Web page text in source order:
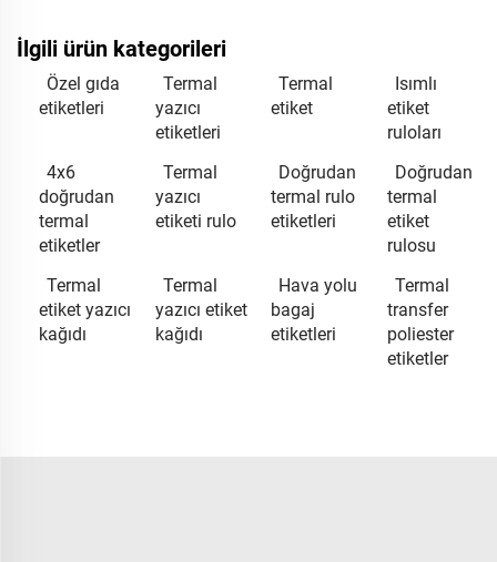
İlgili ürün kategorileri
Özel gıda
etiketleri
Termal
yazıcı
etiketleri
Termal
etiket
Isımlı
etiket
ruloları
4x6
doğrudan
termal
etiketler
Termal
yazıcı
etiketi rulo
Doğrudan
termal rulo
etiketleri
Doğrudan
termal
etiket
rulosu
Termal
etiket yazıcı
kağıdı
Termal
yazıcı etiket
kağıdı
Hava yolu
bagaj
etiketleri
Termal
transfer
poliester
etiketler